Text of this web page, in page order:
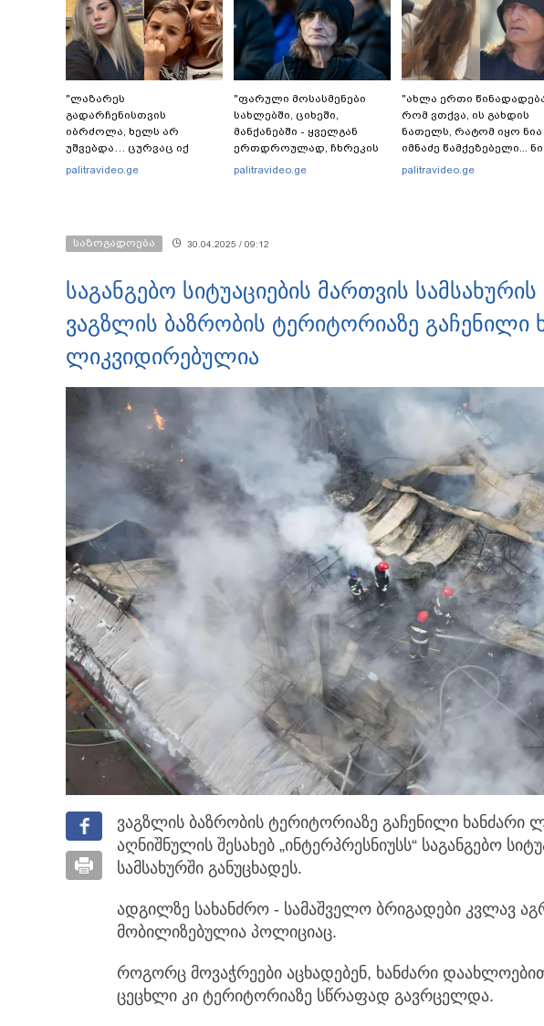
"ლაზარეს
გადარჩენისთვის
იბრძოლა, ხელს არ
უშვებდა… ცურვაც იქ
ისწავლე, სადაც
ახლობელი?
palitravideo.ge
"ფარული მოსასმენები
სახლებში, ციხეში,
მანქანებში - ყველგან
ერთდროულად, ჩხრეკის
დროს, დაამონტაჟეს...
palitravideo.ge
"ახლა ერთი
რომ ვთქვა, ის გახდის
ნათელს, რატომ იყო ნია
იმნაძე წამქეზებელი...
იმნაძისგან გამოსული
palitravideo.ge
საზოგადოება 30.04.2025 / 09:12
საგანგებო სიტუაციების მართვის
ვაგზლის ბაზრობის ტერიტორიაზე გაჩენილი
ლიკვიდირებულია
ვაგზლის ბაზრობის ტერიტორიაზე გაჩენილი ხანძარი
აღნიშნულის შესახებ „ინტერპრესნიუსს“ საგანგებო
სამსახურში განუცხადეს.
ადგილზე სახანძრო - სამაშველო ბრიგადები კვლავ
მობილიზებულია პოლიციაც.
როგორც მოვაჭრეები აცხადებენ, ხანძარი
ცეცხლი კი ტერიტორიაზე სწრაფად გავრცელდა.